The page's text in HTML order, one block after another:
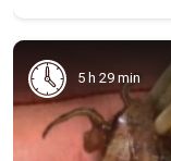
5 h 29 min